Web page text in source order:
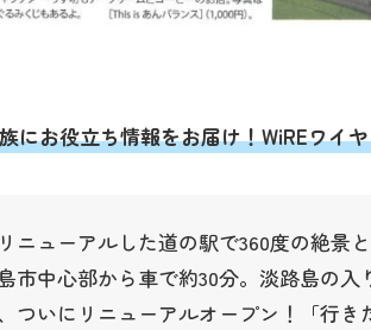
にお役立ち情報をお届け！WiREワイ
ニューアルした道の駅で360度の絶景
市中心部から車で約30分。淡路島の
ついにリニューアルオープン！「行